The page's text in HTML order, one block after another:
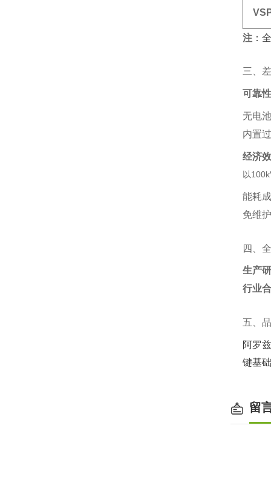
注 ：
三、
可靠
无电
内置
经济
以
能耗
免维
四、
生产
行业
五、
阿罗
键基
留